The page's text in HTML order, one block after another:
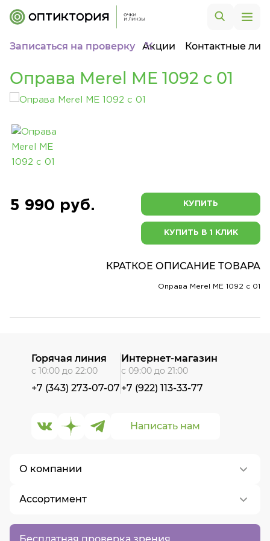
Записаться на проверку Акции Контактные
Оправа Merel ME 1092 c 01
5 990 руб. КУПИТЬ
КУПИТЬ В 1 КЛИК
КРАТКОЕ ОПИСАНИЕ ТОВАРА
Оправа Merel ME 1092 c 01
Бесплатная проверка зрения
О компании
О нас
Контакты
Ассортимент
Написать нам
Горячая линия
с 10:00 до 22:00
+7 (343) 273-07-07
Интернет-магазин
с 09:00 до 21:00
+7 (922) 113-33-77